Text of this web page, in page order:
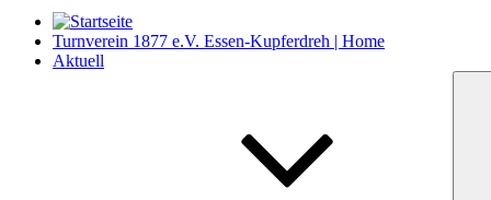
Turnverein 1877 e.V. Essen-Kupferdreh | Home
Aktuell